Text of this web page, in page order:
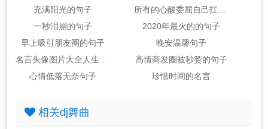
充满阳光的句子
一秒泪崩的句子
2020年最火的的句子
早上吸引朋友圈的句子
晚安温馨句子
高情商发圈被秒赞的句子
心情低落无奈句子
珍惜时间的名言
相关dj舞曲